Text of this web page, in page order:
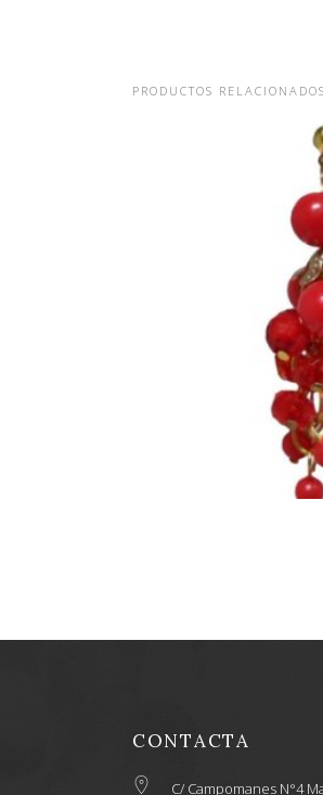
PRODUCTOS RELACIONADOS
PENDIENTES
CONTACTA
C/ Campomanes N°4